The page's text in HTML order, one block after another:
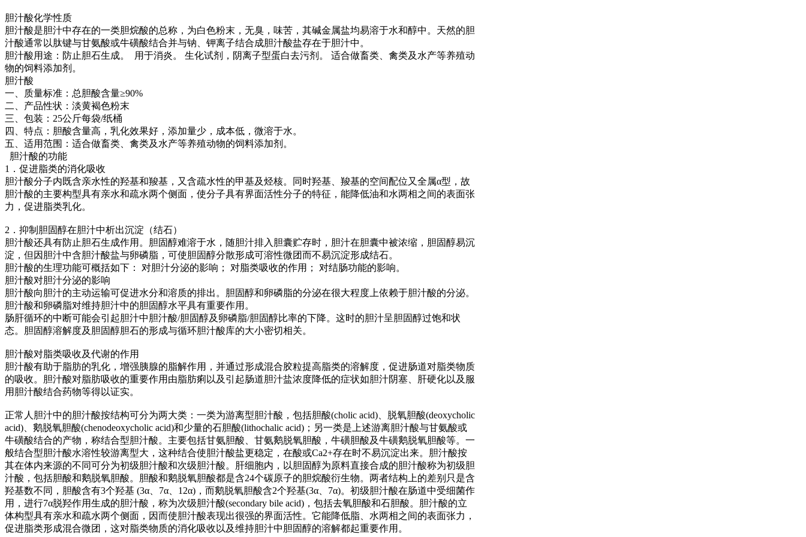
胆汁酸化学性质
胆汁酸是胆汁中存在的一类胆烷酸的总称，为白色粉末，无臭，味苦，其碱金属盐均易溶于水和醇中。天然的胆
汁酸通常以肽键与甘氨酸或牛磺酸结合并与钠、钾离子结合成胆汁酸盐存在于胆汁中。
胆汁酸用途：防止胆石生成。 用于消炎。 生化试剂，阴离子型蛋白去污剂。 适合做畜类、禽类及水产等养殖动
物的饲料添加剂。
胆汁酸
一、质量标准：总胆酸含量≥90%
二、产品性状：淡黄褐色粉末
三、包装：25公斤每袋/纸桶
四、特点：胆酸含量高，乳化效果好，添加量少，成本低，微溶于水。
五、适用范围：适合做畜类、禽类及水产等养殖动物的饲料添加剂。
胆汁酸的功能
1．促进脂类的消化吸收
胆汁酸分子内既含亲水性的羟基和羧基，又含疏水性的甲基及烃核。同时羟基、羧基的空间配位又全属α型，故
胆汁酸的主要构型具有亲水和疏水两个侧面，使分子具有界面活性分子的特征，能降低油和水两相之间的表面张
力，促进脂类乳化。
2．抑制胆固醇在胆汁中析出沉淀（结石）
胆汁酸还具有防止胆石生成作用。胆固醇难溶于水，随胆汁排入胆囊贮存时，胆汁在胆囊中被浓缩，胆固醇易沉
淀，但因胆汁中含胆汁酸盐与卵磷脂，可使胆固醇分散形成可溶性微团而不易沉淀形成结石。
胆汁酸的生理功能可概括如下： 对胆汁分泌的影响； 对脂类吸收的作用； 对结肠功能的影响。
胆汁酸对胆汁分泌的影响
胆汁酸向胆汁的主动运输可促进水分和溶质的排出。胆固醇和卵磷脂的分泌在很大程度上依赖于胆汁酸的分泌。
胆汁酸和卵磷脂对维持胆汁中的胆固醇水平具有重要作用。
肠肝循环的中断可能会引起胆汁中胆汁酸/胆固醇及卵磷脂/胆固醇比率的下降。这时的胆汁呈胆固醇过饱和状
态。胆固醇溶解度及胆固醇胆石的形成与循环胆汁酸库的大小密切相关。
胆汁酸对脂类吸收及代谢的作用
胆汁酸有助于脂肪的乳化，增强胰腺的脂解作用，并通过形成混合胶粒提高脂类的溶解度，促进肠道对脂类物质
的吸收。胆汁酸对脂肪吸收的重要作用由脂肪痢以及引起肠道胆汁盐浓度降低的症状如胆汁阴塞、肝硬化以及服
用胆汁酸结合药物等得以证实。
正常人胆汁中的胆汁酸按结构可分为两大类：一类为游离型胆汁酸，包括胆酸(cholic acid)、脱氧胆酸(deoxycholic
acid)、鹅脱氧胆酸(chenodeoxycholic acid)和少量的石胆酸(lithochalic acid)；另一类是上述游离胆汁酸与甘氨酸或
牛磺酸结合的产物，称结合型胆汁酸。主要包括甘氨胆酸、甘氨鹅脱氧胆酸，牛磺胆酸及牛磺鹅脱氧胆酸等。一
般结合型胆汁酸水溶性较游离型大，这种结合使胆汁酸盐更稳定，在酸或Ca2+存在时不易沉淀出来。胆汁酸按
其在体内来源的不同可分为初级胆汁酸和次级胆汁酸。肝细胞内，以胆固醇为原料直接合成的胆汁酸称为初级胆
汁酸，包括胆酸和鹅脱氧胆酸。胆酸和鹅脱氧胆酸都是含24个碳原子的胆烷酸衍生物。两者结构上的差别只是含
羟基数不同，胆酸含有3个羟基 (3α、7α、12α)，而鹅脱氧胆酸含2个羟基(3α、7α)。初级胆汁酸在肠道中受细菌作
用，进行7α脱羟作用生成的胆汁酸，称为次级胆汁酸(secondary bile acid)，包括去氧胆酸和石胆酸。胆汁酸的立
体构型具有亲水和疏水两个侧面，因而使胆汁酸表现出很强的界面活性。它能降低脂、水两相之间的表面张力，
促进脂类形成混合微团，这对脂类物质的消化吸收以及维持胆汁中胆固醇的溶解都起重要作用。